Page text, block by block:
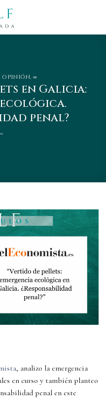
OPINIÓN,∞
en Galicia:
penal?
, analizo la emergencia
en curso y también planteo
penal en este